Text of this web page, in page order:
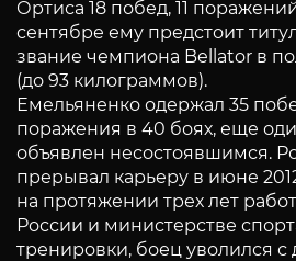
Ортиса 18 побед, 11
сентябре ему предстоит
звание чемпиона Bellator в
(до 93 килограммов).
Емельяненко одержал 35
поражения в 40 боях, еще
объявлен несостоявшимся.
прерывал карьеру в июне
на протяжении трех лет
России и министерстве
тренировки, боец уволился с